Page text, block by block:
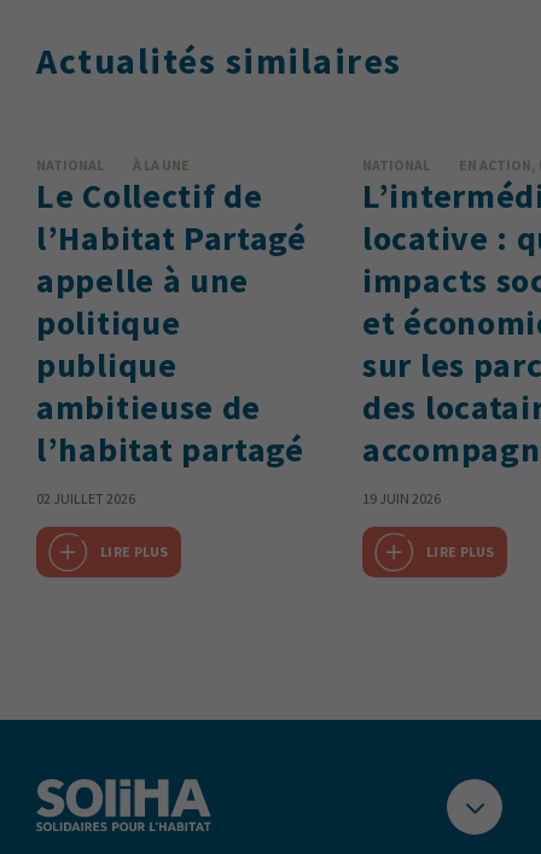
Actualités similaires
NATIONAL À LA UNE
Le Collectif de
l’Habitat Partagé
appelle à une
politique
publique
ambitieuse de
l’habitat partagé
02 JUILLET 2026
LIRE PLUS
NATIONAL EN ACTION,
locative :
impacts
et
sur les
des
19 JUIN 2026
LIRE PLUS